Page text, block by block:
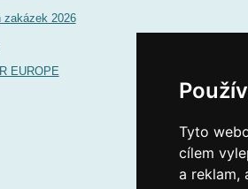
Tyto
cílem
a reklam,
zakázek 2026
EUROPE